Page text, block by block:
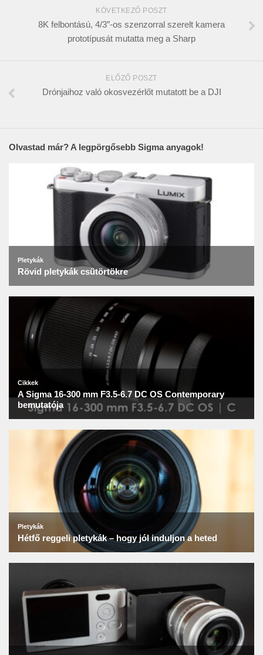
KÖVETKEZŐ POSZT
8K felbontású, 4/3”-os szenzorral szerelt kamera
prototípusát mutatta meg a Sharp
ELŐZŐ POSZT
Drónjaihoz való okosvezérlőt mutatott be a DJI
Olvastad már? A legpörgősebb Sigma anyagok!